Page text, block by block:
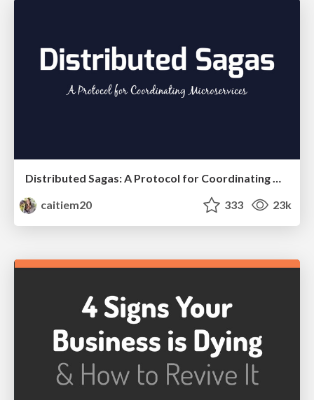
Distributed Sagas: A Protocol for Coordinating Microservices
caitiem20
333 23k